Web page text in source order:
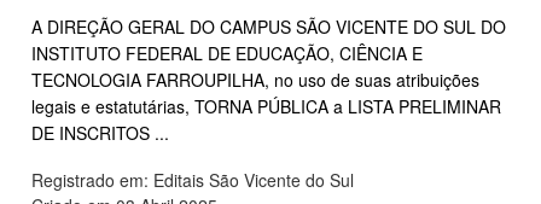
A DIREÇÃO GERAL DO CAMPUS SÃO VICENTE DO SUL DO
INSTITUTO FEDERAL DE EDUCAÇÃO, CIÊNCIA E
TECNOLOGIA FARROUPILHA, no uso de suas atribuições
legais e estatutárias, TORNA PÚBLICA a LISTA PRELIMINAR
DE INSCRITOS ...
Registrado em: Editais São Vicente do Sul